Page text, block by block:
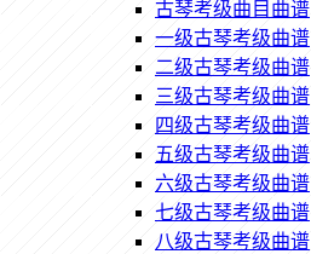
古琴考级曲目曲谱
一级古琴考级曲谱
二级古琴考级曲谱
三级古琴考级曲谱
四级古琴考级曲谱
五级古琴考级曲谱
六级古琴考级曲谱
七级古琴考级曲谱
八级古琴考级曲谱